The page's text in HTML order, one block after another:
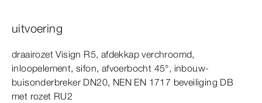
uitvoering
draairozetVisign R5, afdekkap verchroomd,
inloopelement, sifon, afvoerbocht 45°, inbouw-​
buisonderbreker DN20, NEN EN 1717 beveiliging DB
met rozet RU2